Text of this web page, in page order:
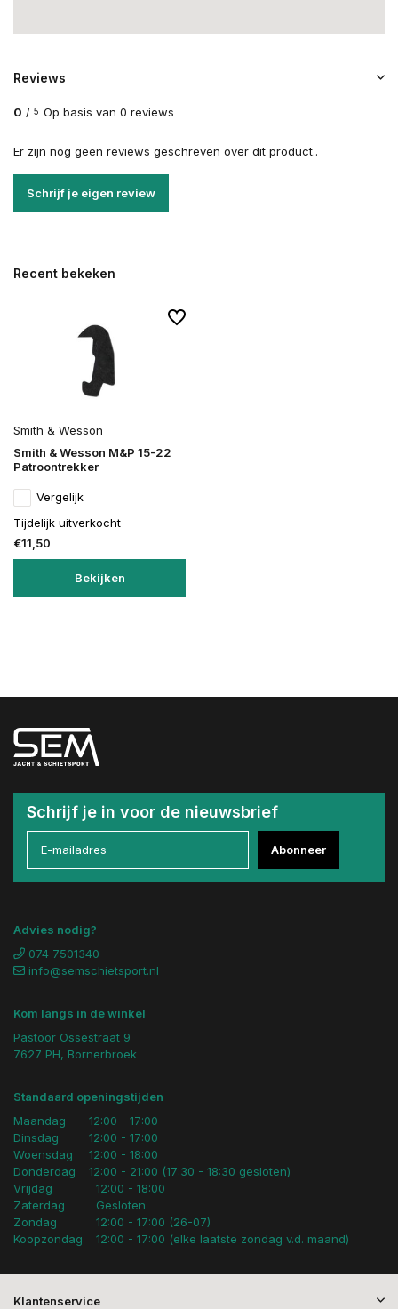
Reviews
0 / 5 Op basis van 0 reviews
Er zijn nog geen reviews geschreven over dit product..
Schrijf je eigen review
Recent bekeken
Smith & Wesson
Smith & Wesson M&P 15-22
Patroontrekker
Vergelijk
Tijdelijk uitverkocht
€11,50
Bekijken
Schrijf je in voor de nieuwsbrief
Abonneer
Advies nodig?
074 7501340
info@semschietsport.nl
Kom langs in de winkel
Pastoor Ossestraat 9
7627 PH, Bornerbroek
Standaard openingstijden
Maandag
Dinsdag
Woensdag
Donderdag
12:00 - 17:00
12:00 - 17:00
12:00 - 18:00
12:00 - 21:00 (17:30 - 18:30 gesloten)
Vrijdag
Zaterdag
Zondag
Koopzondag
12:00 - 18:00
Gesloten
12:00 - 17:00 (26-07)
12:00 - 17:00 (elke laatste zondag v.d. maand)
Klantenservice